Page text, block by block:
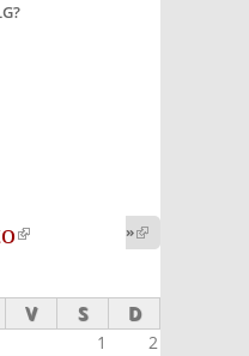
(link is»
external)
V S D
1
2